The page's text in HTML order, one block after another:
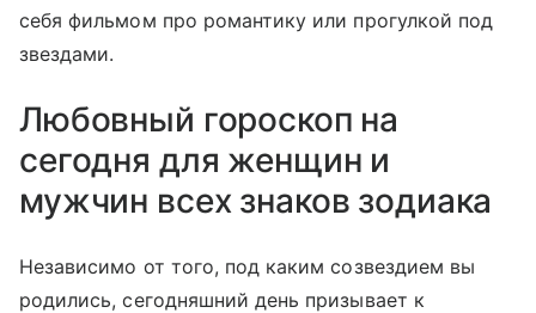
себя фильмом про романтику или прогулкой под
звездами.
Любовный гороскоп на
сегодня для женщин и
мужчин всех знаков зодиака
Независимо от того, под каким созвездием вы
родились, сегодняшний день призывает к